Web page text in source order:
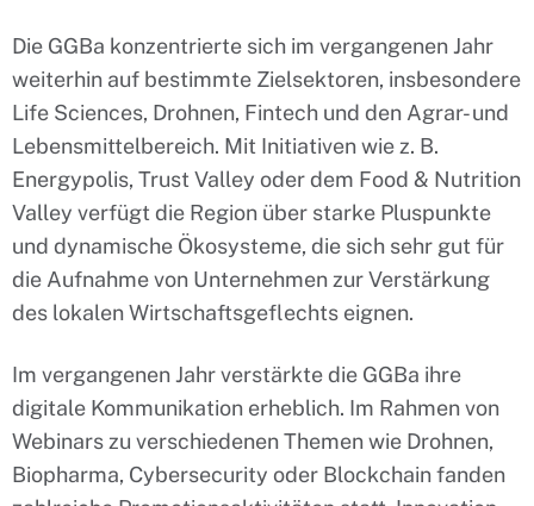
Die GGBa konzentrierte sich im vergangenen Jahr
weiterhin auf bestimmte Zielsektoren, insbesondere
Life Sciences, Drohnen, Fintech und den Agrar- und
Lebensmittelbereich. Mit Initiativen wie z. B.
Energypolis, Trust Valley oder dem Food & Nutrition
Valley verfügt die Region über starke Pluspunkte
und dynamische Ökosysteme, die sich sehr gut für
die Aufnahme von Unternehmen zur Verstärkung
des lokalen Wirtschaftsgeflechts eignen.
Im vergangenen Jahr verstärkte die GGBa ihre
digitale Kommunikation erheblich. Im Rahmen von
Webinars zu verschiedenen Themen wie Drohnen,
Biopharma, Cybersecurity oder Blockchain fanden